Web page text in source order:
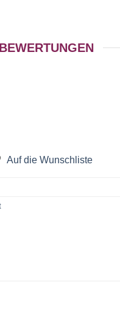
BEWERTUNGEN
Auf die Wunschliste